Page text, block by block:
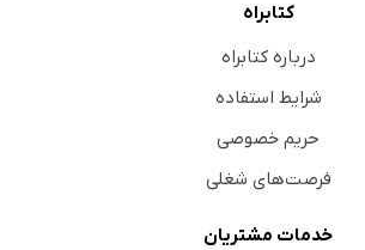
کتابراه
درباره کتابراه
شرایط استفاده
حریم خصوصی
فرصت‌های شغلی
خدمات مشتریان